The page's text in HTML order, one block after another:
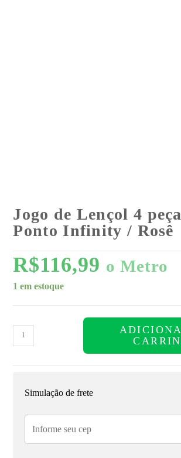
Jogo de Lençol 4
Ponto Infinity / Rosê
R$116,99 o Metro
1 em estoque
Simulação de frete